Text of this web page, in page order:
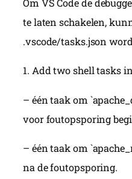
Om VS Code de
te laten schakelen,
.vscode/tasks.json
1. Add two shell tasks
– één taak om
voor foutopsporing
– één taak om
na de foutopsporing.